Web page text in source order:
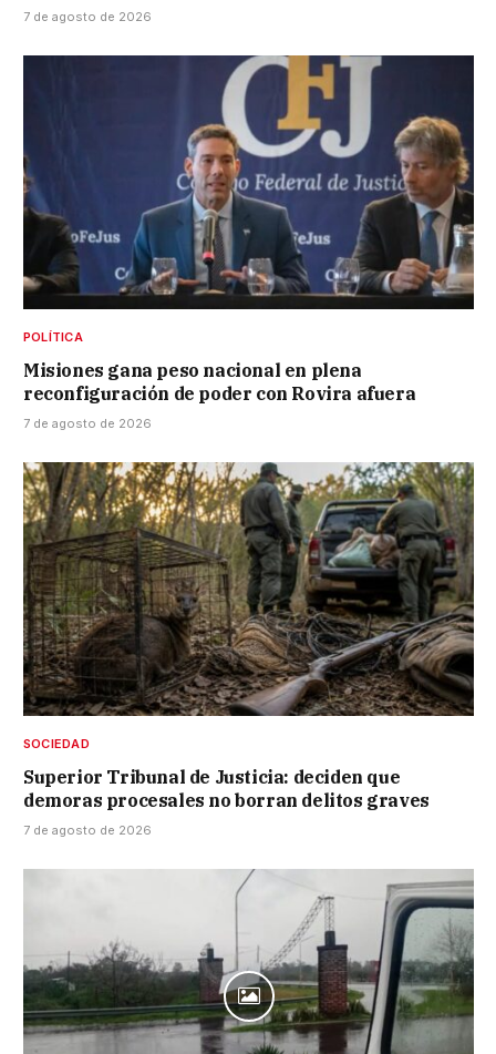
7 de agosto de 2026
POLÍTICA
Misiones gana peso nacional en plena
reconfiguración de poder con Rovira afuera
7 de agosto de 2026
SOCIEDAD
Superior Tribunal de Justicia: deciden que
demoras procesales no borran delitos graves
7 de agosto de 2026